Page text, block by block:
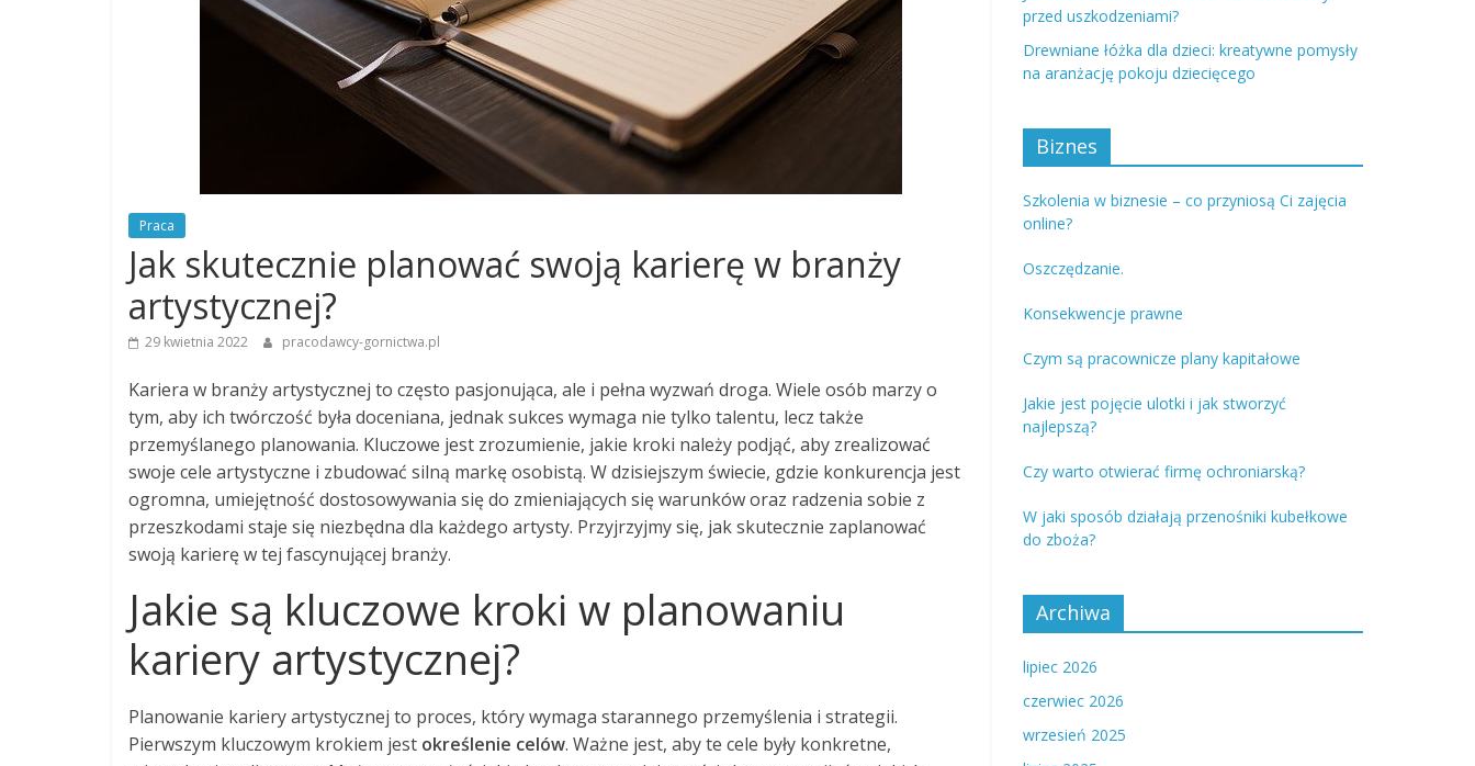
Praca
Jak skutecznie planować swoją karierę w branży
artystycznej?
29 kwietnia 2022 pracodawcy-gornictwa.pl
Kariera w branży artystycznej to często pasjonująca, ale i pełna wyzwań droga. Wiele osób marzy o
tym, aby ich twórczość była doceniana, jednak sukces wymaga nie tylko talentu, lecz także
przemyślanego planowania. Kluczowe jest zrozumienie, jakie kroki należy podjąć, aby zrealizować
swoje cele artystyczne i zbudować silną markę osobistą. W dzisiejszym świecie, gdzie konkurencja jest
ogromna, umiejętność dostosowywania się do zmieniających się warunków oraz radzenia sobie z
przeszkodami staje się niezbędna dla każdego artysty. Przyjrzyjmy się, jak skutecznie zaplanować
swoją karierę w tej fascynującej branży.
Jakie są kluczowe kroki w planowaniu
kariery artystycznej?
Planowanie kariery artystycznej to proces, który wymaga starannego przemyślenia i strategii.
Pierwszym kluczowym krokiem jest określenie celów. Ważne jest, aby te cele były konkretne,
przed uszkodzeniami?
Drewniane łóżka dla dzieci: kreatywne pomysły
na aranżację pokoju dziecięcego
Biznes
Szkolenia w biznesie – co przyniosą Ci zajęcia
online?
Oszczędzanie.
Konsekwencje prawne
Czym są pracownicze plany kapitałowe
Jakie jest pojęcie ulotki i jak stworzyć
najlepszą?
Czy warto otwierać firmę ochroniarską?
W jaki sposób działają przenośniki kubełkowe
do zboża?
Archiwa
lipiec 2026
czerwiec 2026
wrzesień 2025